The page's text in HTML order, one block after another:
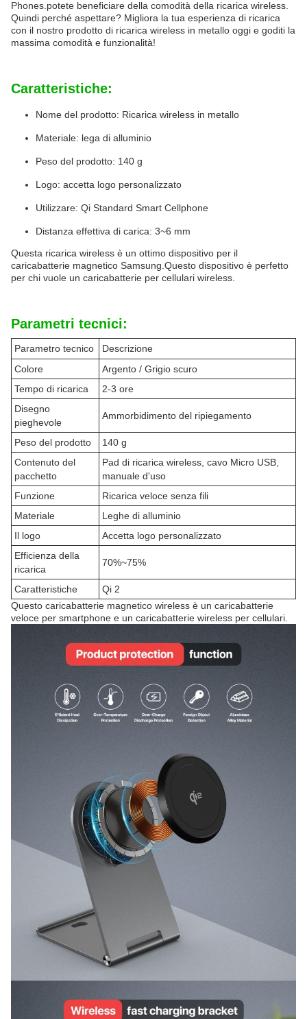
Phones.potete beneficiare della comodità della ricarica wireless.
Quindi perché aspettare? Migliora la tua esperienza di ricarica
con il nostro prodotto di ricarica wireless in metallo oggi e goditi la
massima comodità e funzionalità!
Caratteristiche:
Nome del prodotto: Ricarica wireless in metallo
Materiale: lega di alluminio
Peso del prodotto: 140 g
Logo: accetta logo personalizzato
Utilizzare: Qi Standard Smart Cellphone
Distanza effettiva di carica: 3~6 mm
Questa ricarica wireless è un ottimo dispositivo per il
caricabatterie magnetico Samsung.Questo dispositivo è perfetto
per chi vuole un caricabatterie per cellulari wireless.
Parametri tecnici:
Parametro tecnico
Descrizione
Colore
Argento / Grigio scuro
Tempo di ricarica
2-3 ore
Disegno
pieghevole
Ammorbidimento del ripiegamento
Peso del prodotto
140 g
Contenuto del
pacchetto
Pad di ricarica wireless, cavo Micro USB,
manuale d'uso
Funzione
Ricarica veloce senza fili
Materiale
Leghe di alluminio
Il logo
Accetta logo personalizzato
Efficienza della
ricarica
70%~75%
Caratteristiche
Qi 2
Questo caricabatterie magnetico wireless è un caricabatterie
veloce per smartphone e un caricabatterie wireless per cellulari.